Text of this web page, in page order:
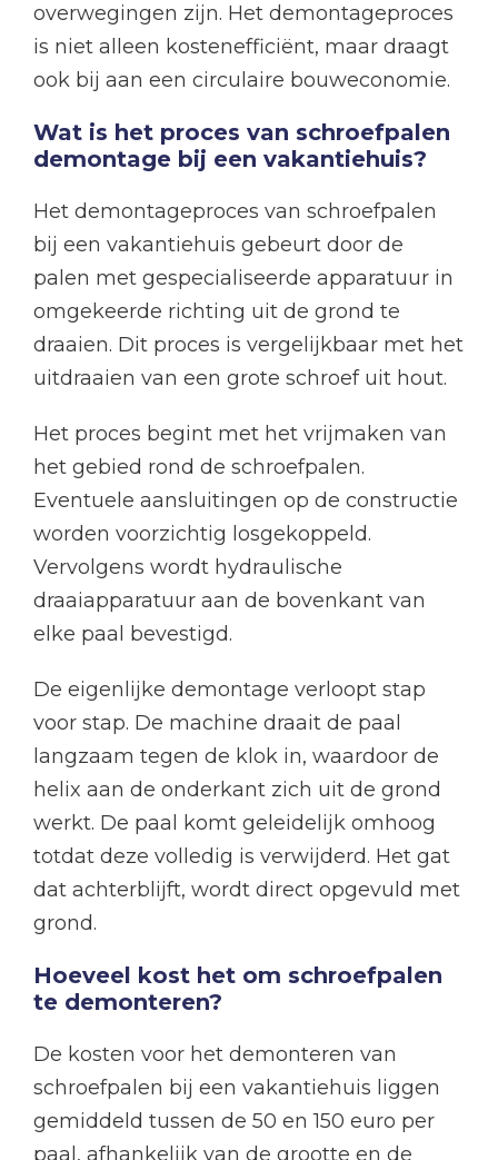
overwegingen zijn. Het demontageproces
is niet alleen kostenefficiënt, maar draagt
ook bij aan een circulaire bouweconomie.
Wat is het proces van schroefpalen
demontage bij een vakantiehuis?
Het demontageproces van schroefpalen
bij een vakantiehuis gebeurt door de
palen met gespecialiseerde apparatuur in
omgekeerde richting uit de grond te
draaien. Dit proces is vergelijkbaar met het
uitdraaien van een grote schroef uit hout.
Het proces begint met het vrijmaken van
het gebied rond de schroefpalen.
Eventuele aansluitingen op de constructie
worden voorzichtig losgekoppeld.
Vervolgens wordt hydraulische
draaiapparatuur aan de bovenkant van
elke paal bevestigd.
De eigenlijke demontage verloopt stap
voor stap. De machine draait de paal
langzaam tegen de klok in, waardoor de
helix aan de onderkant zich uit de grond
werkt. De paal komt geleidelijk omhoog
totdat deze volledig is verwijderd. Het gat
dat achterblijft, wordt direct opgevuld met
grond.
Hoeveel kost het om schroefpalen
te demonteren?
De kosten voor het demonteren van
schroefpalen bij een vakantiehuis liggen
gemiddeld tussen de 50 en 150 euro per
paal, afhankelijk van de grootte en de